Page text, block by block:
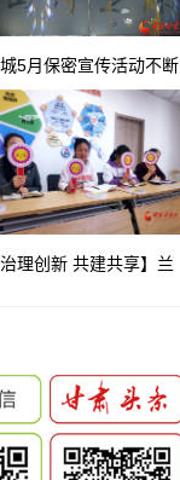
5月保密宣传活动不断
《山河之脉——保密者
》首发
治理创新 共建共享】兰